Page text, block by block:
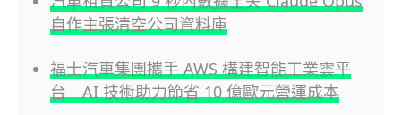
自作主張清空公司資料庫
福士汽車集團攜手 AWS 構建智能工業雲平
台 AI 技術助力節省 10 億歐元營運成本